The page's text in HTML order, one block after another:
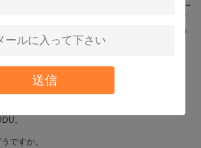
送信
っくりの良い化学薬品カーケア プロダクトのエー
造業者、特に、Aeropakのスプレー式塗料、タイ
ター、空気塵払い、スプレーの接着剤、等であ
あるか。
順序の量および代理店の方針に従って変わる。
ダクトの写真およびパッケージを示す。
あるか。
。
ですか。